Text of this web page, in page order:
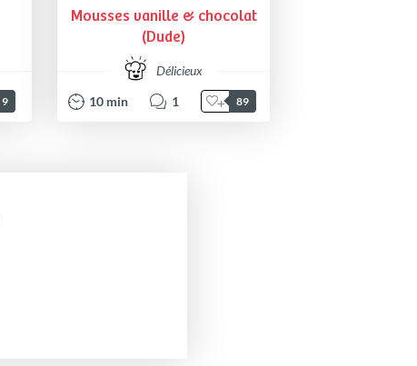
9
Mousses vanille & chocolat
(Dude)
Délicieux
10 min 1 89